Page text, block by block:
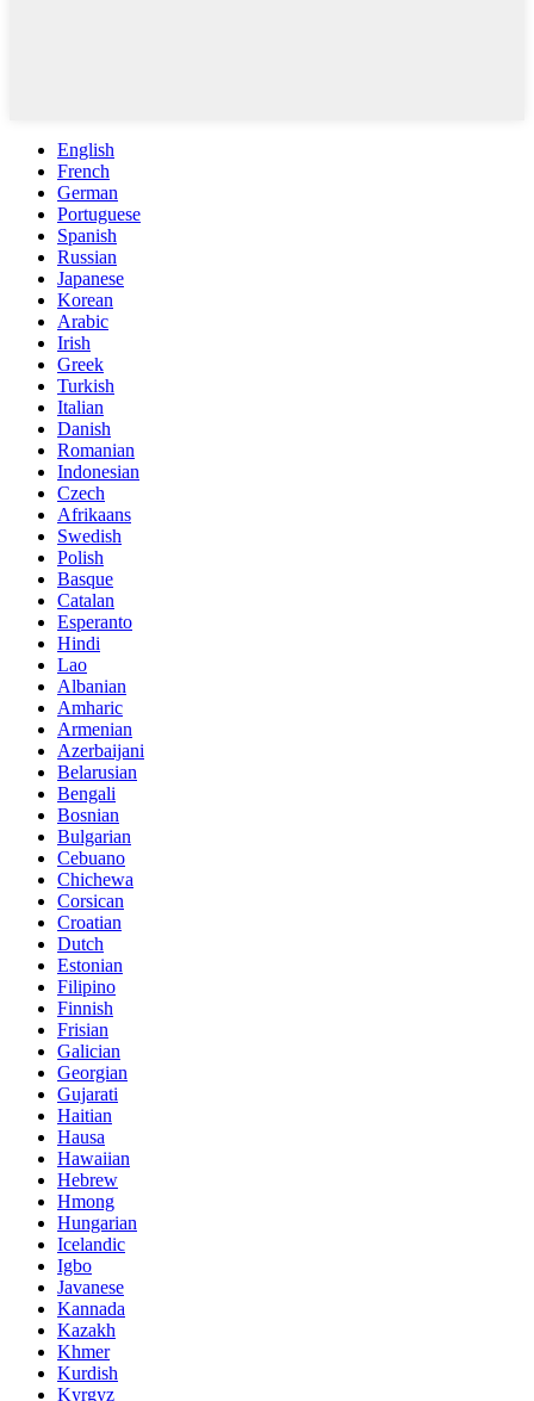
English
French
German
Portuguese
Spanish
Russian
Japanese
Korean
Arabic
Irish
Greek
Turkish
Italian
Danish
Romanian
Indonesian
Czech
Afrikaans
Swedish
Polish
Basque
Catalan
Esperanto
Hindi
Lao
Albanian
Amharic
Armenian
Azerbaijani
Belarusian
Bengali
Bosnian
Bulgarian
Cebuano
Chichewa
Corsican
Croatian
Dutch
Estonian
Filipino
Finnish
Frisian
Galician
Georgian
Gujarati
Haitian
Hausa
Hawaiian
Hebrew
Hmong
Hungarian
Icelandic
Igbo
Javanese
Kannada
Kazakh
Khmer
Kurdish
Kyrgyz